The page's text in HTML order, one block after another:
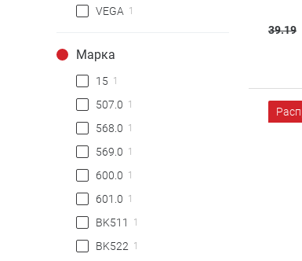
VEGA 1
Марка
15 1
507.0 1
568.0 1
569.0 1
600.0 1
601.0 1
BK511 1
BK522 1
39.19